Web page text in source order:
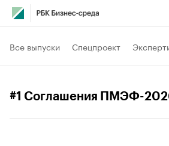
Все выпуски Спецпроект
#1 Соглашения ПМЭФ-